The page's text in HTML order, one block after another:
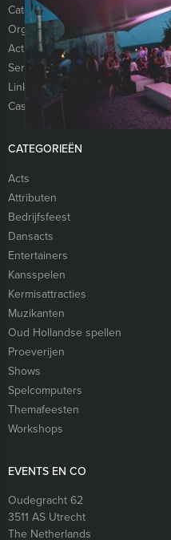
Categorieën
Organisatie
Activiteiten
Services
Links
Cases
CATEGORIEËN
Acts
Attributen
Bedrijfsfeest
Dansacts
Entertainers
Kansspelen
Kermisattracties
Muzikanten
Oud Hollandse spellen
Proeverijen
Shows
Spelcomputers
Themafeesten
Workshops
EVENTS EN CO
Oudegracht 62
3511 AS Utrecht
The Netherlands